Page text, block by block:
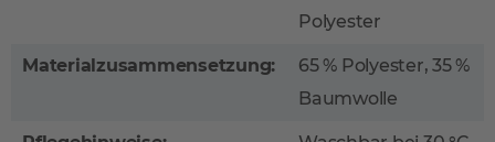
Polyester
Materialzusammensetzung:
65 % Polyester, 35 %
Baumwolle